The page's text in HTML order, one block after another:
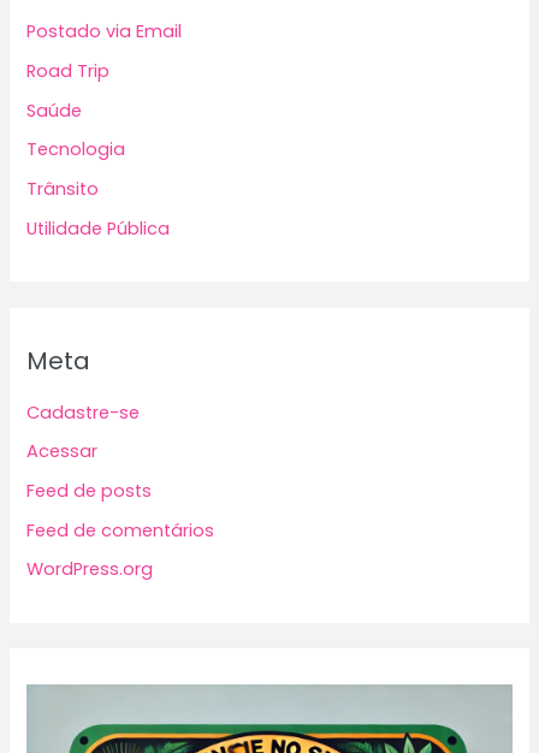
Postado via Email
Road Trip
Saúde
Tecnologia
Trânsito
Utilidade Pública
Meta
Cadastre-se
Acessar
Feed de posts
Feed de comentários
WordPress.org